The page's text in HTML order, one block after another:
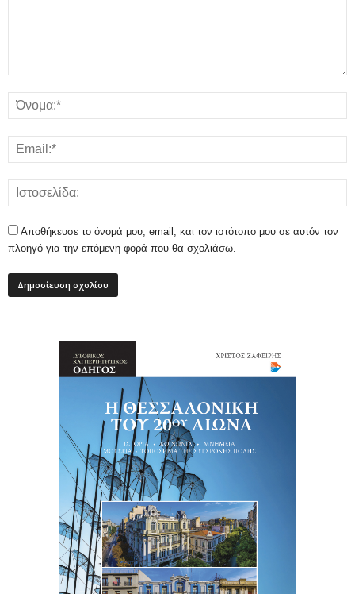
Αποθήκευσε το όνομά μου, email, και τον ιστότοπο μου σε αυτόν τον
πλοηγό για την επόμενη φορά που θα σχολιάσω.